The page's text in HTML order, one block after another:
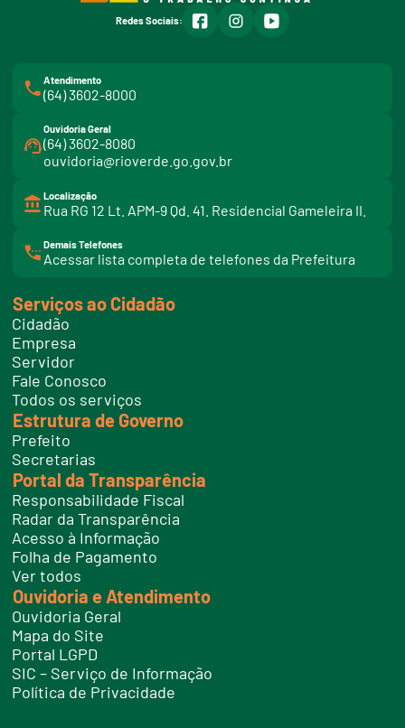
Redes Sociais: facebookinstagramyoutube
Atendimento
(64) 3602-8000
Ouvidoria Geral
(64) 3602-8080
ouvidoria@rioverde.go.gov.br
Localização
Rua RG 12 Lt. APM-9 Qd. 41. Residencial Gameleira II.
Demais Telefones
Acessar lista completa de telefones da Prefeitura
i
t
e
l
f
o
e
s
Serviços ao Cidadão
Cidadão
Empresa
Servidor
Fale Conosco
Todos os serviços
Estrutura de Governo
Prefeito
Secretarias
Portal da Transparência
Responsabilidade Fiscal
Radar da Transparência
Acesso à Informação
Folha de Pagamento
Ver todos
Ouvidoria e Atendimento
Ouvidoria Geral
Mapa do Site
Portal LGPD
SIC – Serviço de Informação
Política de Privacidade